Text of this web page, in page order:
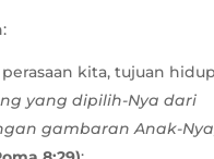
kita, tujuan
yang dipilih-Nya dari
gambaran Anak-